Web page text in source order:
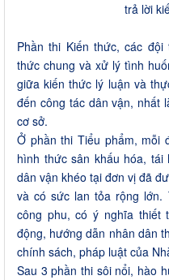
trả lời
Phần thi Kiến thức, các
thức chung và xử lý tình
giữa kiến thức lý luận và
đến công tác dân vận, nhất
cơ sở.
Ở phần thi Tiểu phẩm, mỗi
hình thức sân khấu hóa, tái
dân vận khéo tại đơn vị đã
và có sức lan tỏa rộng lớn.
công phu, có ý nghĩa thiết
động, hướng dẫn nhân dân
chính sách, pháp luật của
Sau 3 phần thi sôi nổi, hào